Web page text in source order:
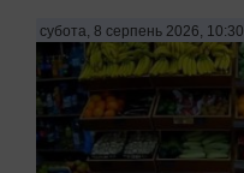
субота, 8 серпень 2026, 10:30